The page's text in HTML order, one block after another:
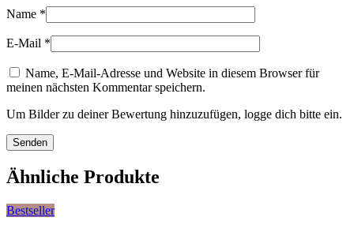
Name *
E-Mail *
Name, E-Mail-Adresse und Website in diesem Browser für
meinen nächsten Kommentar speichern.
Um Bilder zu deiner Bewertung hinzuzufügen, logge dich bitte ein.
Ähnliche Produkte
Bestseller